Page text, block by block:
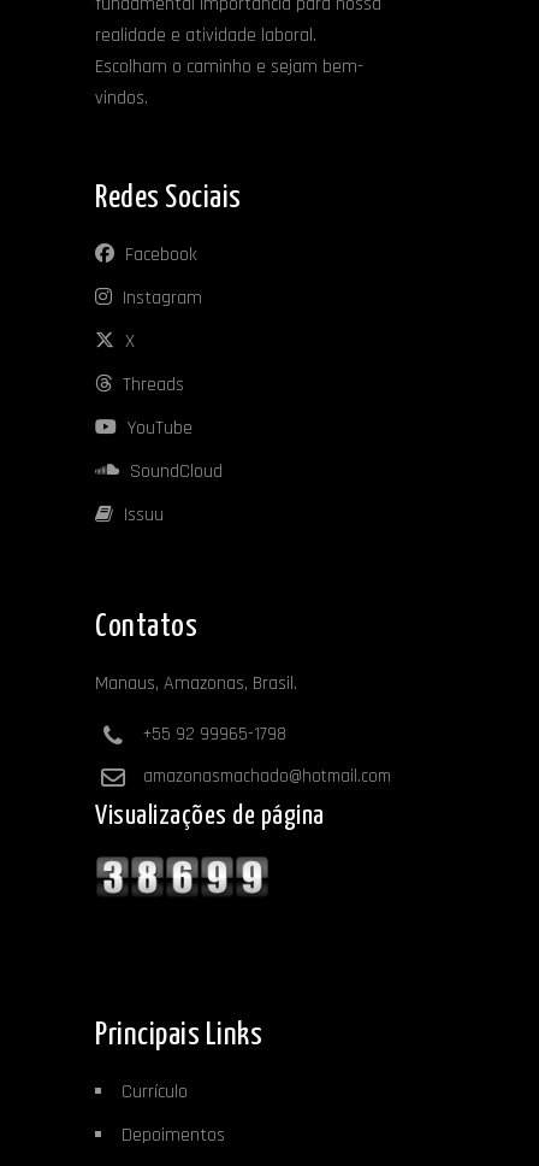
realidade e atividade laboral.
Escolham o caminho e sejam bem-
vindos.
Redes Sociais
Facebook
Instagram
X
Threads
YouTube
SoundCloud
Issuu
Contatos
Manaus, Amazonas, Brasil.
+55 92 99965-1798
amazonasmachado@hotmail.com
Visualizações de página
Principais Links
Currículo
Depoimentos